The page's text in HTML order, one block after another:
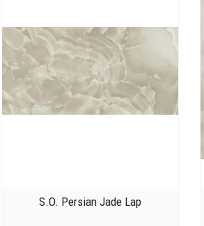
S.O. Persian Jade Lap